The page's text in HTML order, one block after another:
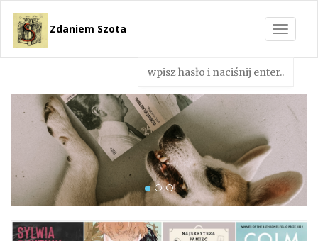
Toggle
Zdaniem Szota